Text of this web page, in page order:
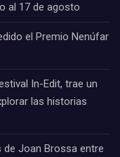
al 17 de agosto
el Premio Nenúfar
In-Edit, trae un
las historias
de Joan Brossa entre